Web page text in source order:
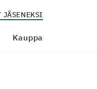
Kauppa